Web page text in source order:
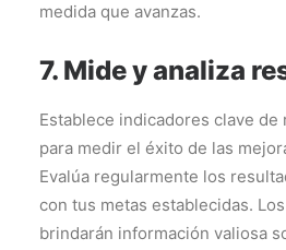
medida que avanzas.
7. Mide y analiza
Establece indicadores clave de
para medir el éxito de las
Evalúa regularmente los
con tus metas establecidas.
brindarán información valiosa